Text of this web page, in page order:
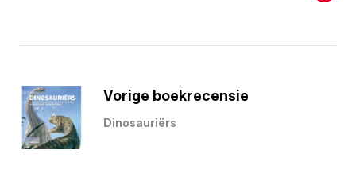
Vorige boekrecensie
Dinosauriërs